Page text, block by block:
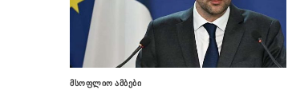
მსოფლიო ამბები